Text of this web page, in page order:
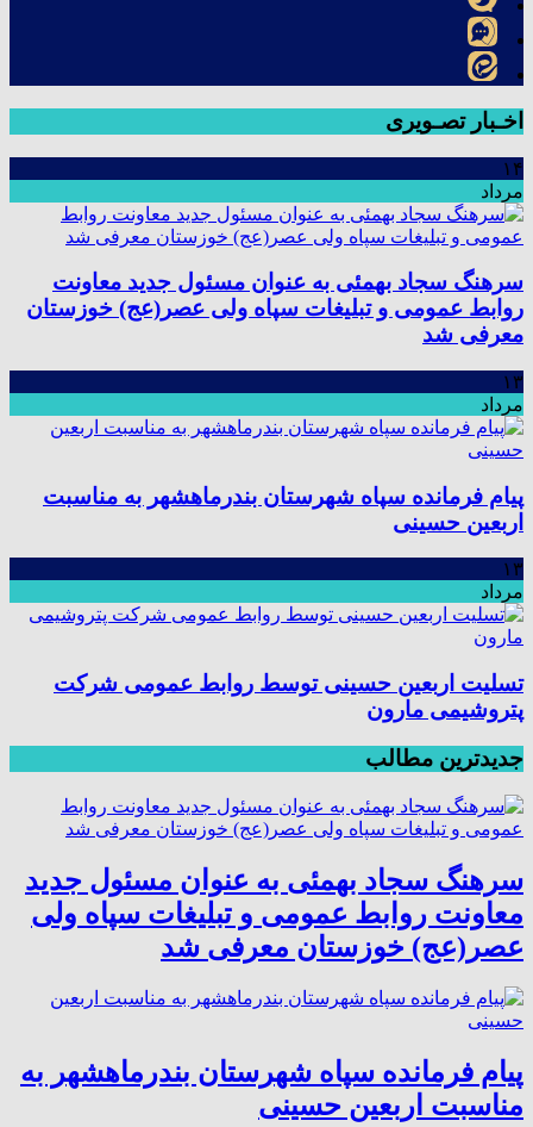
اخـبار تصـویری
۱۴
مرداد
سرهنگ سجاد بهمئی به عنوان مسئول جدید معاونت
روابط عمومی و تبلیغات سپاه ولی عصر(عج) خوزستان
معرفی شد
۱۳
مرداد
پیام فرمانده سپاه شهرستان بندرماهشهر به مناسبت
اربعین حسینی
۱۳
مرداد
تسلیت اربعین حسینی توسط روابط عمومی شرکت
پتروشیمی مارون
جدیدترین مطالب
سرهنگ سجاد بهمئی به عنوان مسئول جدید
معاونت روابط عمومی و تبلیغات سپاه ولی
عصر(عج) خوزستان معرفی شد
پیام فرمانده سپاه شهرستان بندرماهشهر به
مناسبت اربعین حسینی